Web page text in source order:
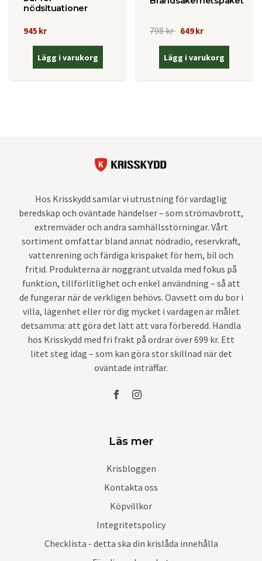
nödsituationer
945 kr
Lägg i varukorg
798 kr 649 kr
Lägg i varukorg
Hos Krisskydd samlar vi utrustning för vardaglig
beredskap och oväntade händelser – som strömavbrott,
extremväder och andra samhällsstörningar. Vårt
sortiment omfattar bland annat nödradio, reservkraft,
vattenrening och färdiga krispaket för hem, bil och
fritid. Produkterna är noggrant utvalda med fokus på
funktion, tillförlitlighet och enkel användning – så att
de fungerar när de verkligen behövs. Oavsett om du bor i
villa, lägenhet eller rör dig mycket i vardagen är målet
detsamma: att göra det lätt att vara förberedd. Handla
hos Krisskydd med fri frakt på ordrar över 699 kr. Ett
litet steg idag – som kan göra stor skillnad när det
oväntade inträffar.
Läs mer
Krisbloggen
Kontakta oss
Köpvillkor
Integritetspolicy
Checklista - detta ska din krislåda innehålla